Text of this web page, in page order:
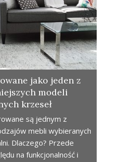
jako jeden z
modeli
krzeseł
są jednym z
mebli wybieranych
Dlaczego? Przede
na funkcjonalność i